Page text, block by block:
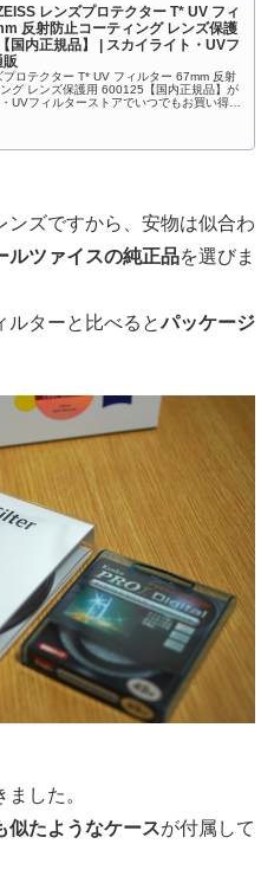
レンズプロテクター T* UV フィ
反射防止コーティング レンズ保護
国内正規品】 | スカイライト・UVフ
販
ロテクター T* UV フィルター 67mm 反射
グ レンズ保護用 600125【国内正規品】が
UVフィルターストアでいつでもお買い得。
ズですから、安物は似合わ
ルツァイスの純正品を選びま
ルターと比べるとパッケージ
した。
似たようなケースが付属して